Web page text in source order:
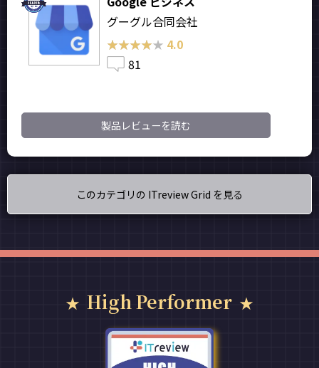
グーグル合同会社
★★★★★
★★★★★ 4.0
81
製品レビューを読む
このカテゴリの ITreview Grid を見る
High Performer